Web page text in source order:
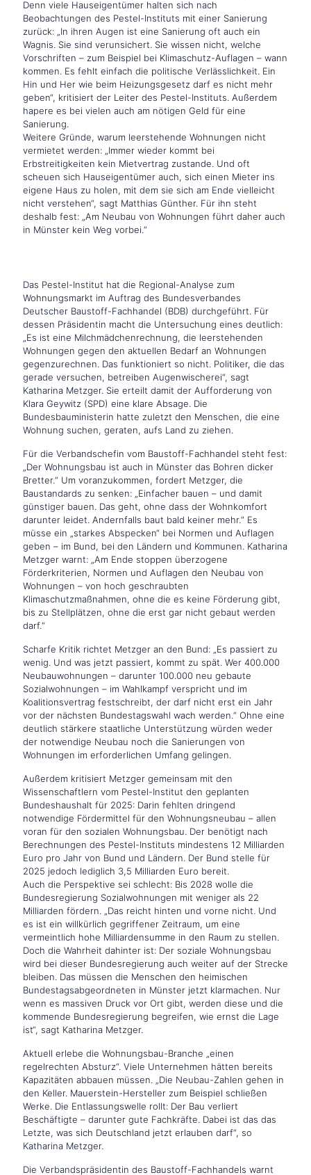
Denn viele Hauseigentümer halten sich nach
Beobachtungen des Pestel-Instituts mit einer Sanierung
zurück: „In ihren Augen ist eine Sanierung oft auch ein
Wagnis. Sie sind verunsichert. Sie wissen nicht, welche
Vorschriften – zum Beispiel bei Klimaschutz-Auflagen – wann
kommen. Es fehlt einfach die politische Verlässlichkeit. Ein
Hin und Her wie beim Heizungsgesetz darf es nicht mehr
geben“, kritisiert der Leiter des Pestel-Instituts. Außerdem
hapere es bei vielen auch am nötigen Geld für eine
Sanierung.
Weitere Gründe, warum leerstehende Wohnungen nicht
vermietet werden: „Immer wieder kommt bei
Erbstreitigkeiten kein Mietvertrag zustande. Und oft
scheuen sich Hauseigentümer auch, sich einen Mieter ins
eigene Haus zu holen, mit dem sie sich am Ende vielleicht
nicht verstehen“, sagt Matthias Günther. Für ihn steht
deshalb fest: „Am Neubau von Wohnungen führt daher auch
in Münster kein Weg vorbei.“
Das Pestel-Institut hat die Regional-Analyse zum
Wohnungsmarkt im Auftrag des Bundesverbandes
Deutscher Baustoff-Fachhandel (BDB) durchgeführt. Für
dessen Präsidentin macht die Untersuchung eines deutlich:
„Es ist eine Milchmädchenrechnung, die leerstehenden
Wohnungen gegen den aktuellen Bedarf an Wohnungen
gegenzurechnen. Das funktioniert so nicht. Politiker, die das
gerade versuchen, betreiben Augenwischerei“, sagt
Katharina Metzger. Sie erteilt damit der Aufforderung von
Klara Geywitz (SPD) eine klare Absage. Die
Bundesbauministerin hatte zuletzt den Menschen, die eine
Wohnung suchen, geraten, aufs Land zu ziehen.
Für die Verbandschefin vom Baustoff-Fachhandel steht fest:
„Der Wohnungsbau ist auch in Münster das Bohren dicker
Bretter.“ Um voranzukommen, fordert Metzger, die
Baustandards zu senken: „Einfacher bauen – und damit
günstiger bauen. Das geht, ohne dass der Wohnkomfort
darunter leidet. Andernfalls baut bald keiner mehr.“ Es
müsse ein „starkes Abspecken“ bei Normen und Auflagen
geben – im Bund, bei den Ländern und Kommunen. Katharina
Metzger warnt: „Am Ende stoppen überzogene
Förderkriterien, Normen und Auflagen den Neubau von
Wohnungen – von hoch geschraubten
Klimaschutzmaßnahmen, ohne die es keine Förderung gibt,
bis zu Stellplätzen, ohne die erst gar nicht gebaut werden
darf.“
Scharfe Kritik richtet Metzger an den Bund: „Es passiert zu
wenig. Und was jetzt passiert, kommt zu spät. Wer 400.000
Neubauwohnungen – darunter 100.000 neu gebaute
Sozialwohnungen – im Wahlkampf verspricht und im
Koalitionsvertrag festschreibt, der darf nicht erst ein Jahr
vor der nächsten Bundestagswahl wach werden.“ Ohne eine
deutlich stärkere staatliche Unterstützung würden weder
der notwendige Neubau noch die Sanierungen von
Wohnungen im erforderlichen Umfang gelingen.
Außerdem kritisiert Metzger gemeinsam mit den
Wissenschaftlern vom Pestel-Institut den geplanten
Bundeshaushalt für 2025: Darin fehlten dringend
notwendige Fördermittel für den Wohnungsneubau – allen
voran für den sozialen Wohnungsbau. Der benötigt nach
Berechnungen des Pestel-Instituts mindestens 12 Milliarden
Euro pro Jahr von Bund und Ländern. Der Bund stelle für
2025 jedoch lediglich 3,5 Milliarden Euro bereit.
Auch die Perspektive sei schlecht: Bis 2028 wolle die
Bundesregierung Sozialwohnungen mit weniger als 22
Milliarden fördern. „Das reicht hinten und vorne nicht. Und
es ist ein willkürlich gegriffener Zeitraum, um eine
vermeintlich hohe Milliardensumme in den Raum zu stellen.
Doch die Wahrheit dahinter ist: Der soziale Wohnungsbau
wird bei dieser Bundesregierung auch weiter auf der Strecke
bleiben. Das müssen die Menschen den heimischen
Bundestagsabgeordneten in Münster jetzt klarmachen. Nur
wenn es massiven Druck vor Ort gibt, werden diese und die
kommende Bundesregierung begreifen, wie ernst die Lage
ist“, sagt Katharina Metzger.
Aktuell erlebe die Wohnungsbau-Branche „einen
regelrechten Absturz“. Viele Unternehmen hätten bereits
Kapazitäten abbauen müssen. „Die Neubau-Zahlen gehen in
den Keller. Mauerstein-Hersteller zum Beispiel schließen
Werke. Die Entlassungswelle rollt: Der Bau verliert
Beschäftigte – darunter gute Fachkräfte. Dabei ist das das
Letzte, was sich Deutschland jetzt erlauben darf“, so
Katharina Metzger.
Die Verbandspräsidentin des Baustoff-Fachhandels warnt